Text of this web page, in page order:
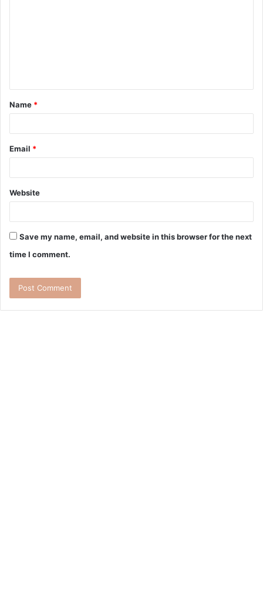
Name *
Email *
Website
Save my name, email, and website in this browser for the next
time I comment.